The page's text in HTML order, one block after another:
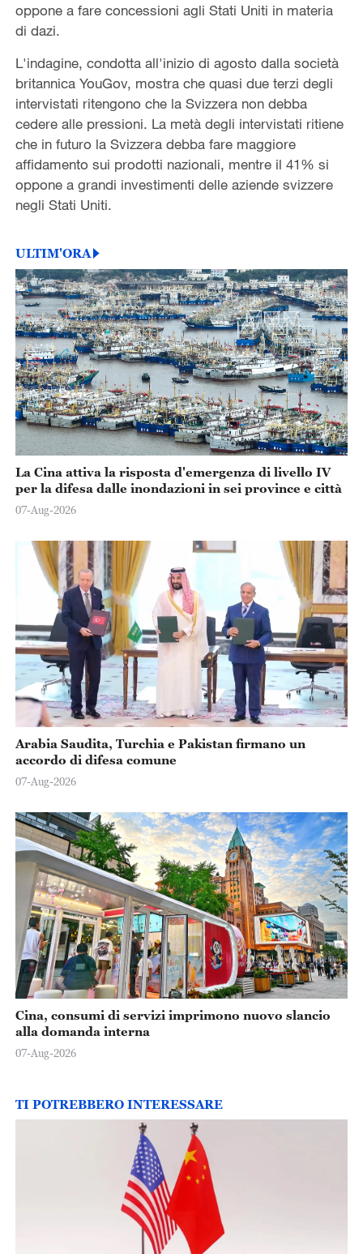
oppone a fare concessioni agli Stati Uniti in materia
di dazi.
L'indagine, condotta all'inizio di agosto dalla società
britannica YouGov, mostra che quasi due terzi degli
intervistati ritengono che la Svizzera non debba
cedere alle pressioni. La metà degli intervistati ritiene
che in futuro la Svizzera debba fare maggiore
affidamento sui prodotti nazionali, mentre il 41% si
oppone a grandi investimenti delle aziende svizzere
negli Stati Uniti.
ULTIM'ORA
La Cina attiva la risposta d'emergenza di livello IV
per la difesa dalle inondazioni in sei province e città
07-Aug-2026
Arabia Saudita, Turchia e Pakistan firmano un
accordo di difesa comune
07-Aug-2026
Cina, consumi di servizi imprimono nuovo slancio
alla domanda interna
07-Aug-2026
TI POTREBBERO INTERESSARE